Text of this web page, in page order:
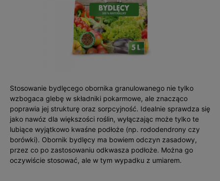
Stosowanie bydlęcego obornika granulowanego nie tylko
wzbogaca glebę w składniki pokarmowe, ale znacząco
poprawia jej strukturę oraz sorpcyjność. Idealnie sprawdza się
jako nawóz dla większości roślin, wyłączając może tylko te
lubiące wyjątkowo kwaśne podłoże (np. rododendrony czy
borówki). Obornik bydlęcy ma bowiem odczyn zasadowy,
przez co po zastosowaniu odkwasza podłoże. Można go
oczywiście stosować, ale w tym wypadku z umiarem.